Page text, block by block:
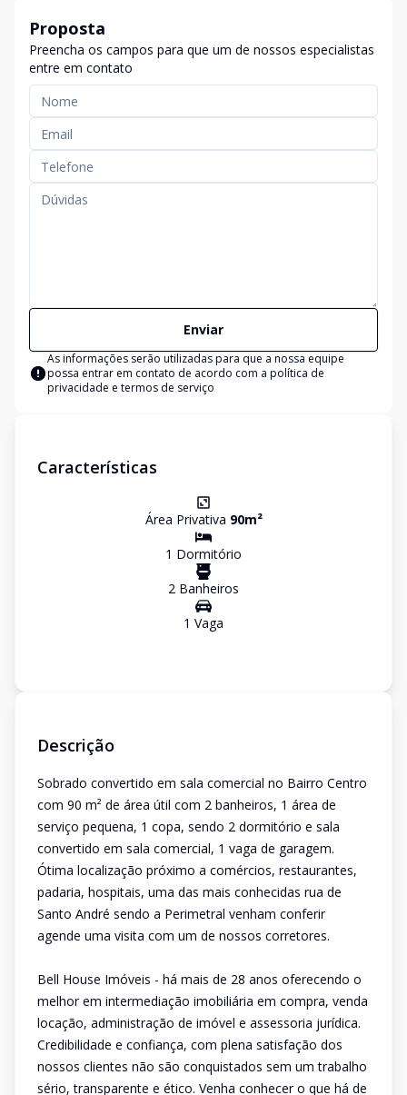
Proposta
Preencha os campos para que um de nossos especialistas
entre em contato
Enviar
As informações serão utilizadas para que a nossa equipe
possa entrar em contato de acordo com a política de
privacidade e termos de serviço
Características
Área Privativa 90m²
1 Dormitório
2 Banheiros
1 Vaga
Descrição
Sobrado convertido em sala comercial no Bairro Centro
com 90 m² de área útil com 2 banheiros, 1 área de
serviço pequena, 1 copa, sendo 2 dormitório e sala
convertido em sala comercial, 1 vaga de garagem.
Ótima localização próximo a comércios, restaurantes,
padaria, hospitais, uma das mais conhecidas rua de
Santo André sendo a Perimetral venham conferir
agende uma visita com um de nossos corretores.
Bell House Imóveis - há mais de 28 anos oferecendo o
melhor em intermediação imobiliária em compra, venda
locação, administração de imóvel e assessoria jurídica.
Credibilidade e confiança, com plena satisfação dos
nossos clientes não são conquistados sem um trabalho
sério, transparente e ético. Venha conhecer o que há de